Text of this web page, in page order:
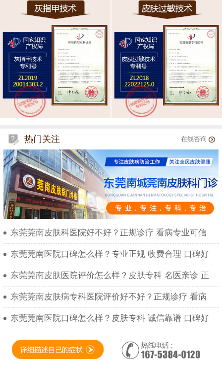
热门关注 在线咨询
东莞莞南皮肤科医院好不好？正规诊疗 看病专业可信
东莞莞南医院口碑怎么样？专业正规 收费合理 口碑好
东莞莞南皮肤医院评价怎么样？皮肤专科 名医亲诊 正
东莞莞南皮肤病专科医院评价好不好？正规诊疗 看病
东莞莞南医院口碑怎么样？皮肤专科 诚信靠谱 口碑好